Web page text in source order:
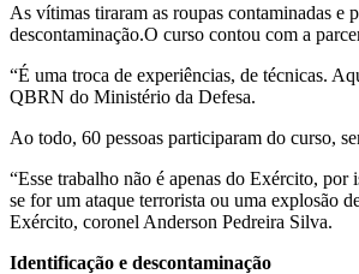
As vítimas tiraram as roupas contaminadas e
descontaminação.O curso contou com a
“É uma troca de experiências, de técnicas.
QBRN do Ministério da Defesa.
Ao todo, 60 pessoas participaram do curso,
“Esse trabalho não é apenas do Exército,
se for um ataque terrorista ou uma explosão
Exército, coronel Anderson Pedreira Silva.
Identificação e descontaminação